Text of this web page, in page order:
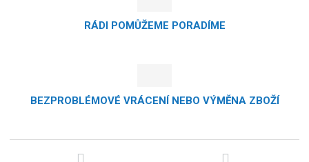
RÁDI POMŮŽEME PORADÍME
BEZPROBLÉMOVÉ VRÁCENÍ NEBO VÝMĚNA ZBOŽÍ